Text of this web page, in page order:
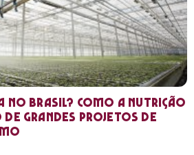
no Brasil? Como a nutrição
de grandes projetos de